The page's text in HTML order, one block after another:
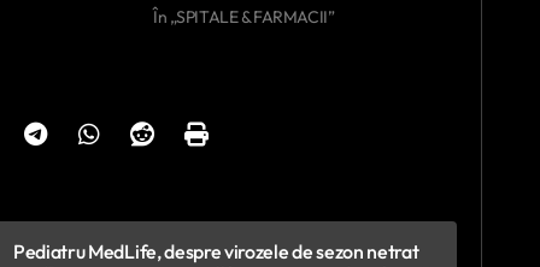
În „SPITALE & FARMACII”
Pediatru MedLife, despre virozele de sezon netrat